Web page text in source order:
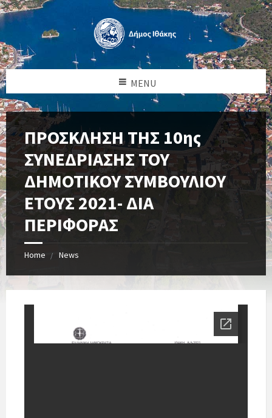
MENU
ΠΡΟΣΚΛΗΣΗ ΤΗΣ 10ης
ΣΥΝΕΔΡΙΑΣΗΣ ΤΟΥ
ΔΗΜΟΤΙΚΟΥ ΣΥΜΒΟΥΛΙΟΥ
ΕΤΟΥΣ 2021- ΔΙΑ
ΠΕΡΙΦΟΡΑΣ
Home News